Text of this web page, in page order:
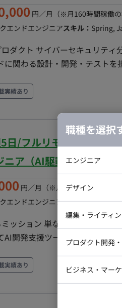
物の「作品」から商業施設や
体の可用性・メンテナンス性・安全性の
：Unity, Unreal Engine (UE),
円／月 （※月160時間稼働の
エンドエンジニアスキル： Spring,
クト サイバーセキュリティ分野の
る設計・開発・テストを担当いただきます。
クエンド：Kotlin, Spring Boot
ンフラ：AWS, Docker,
GitHub Enterprise Cloud ・コ
管理：Notion,
WebStorm）, Github
・生成AI: Gemini, notebooklm ■配属組織
１スプリント１週間 ・平均年
める組織です ・初めて経験す
、平日週5日 ・週3日(月火金)出社、週2日リモート
実績あり
5日/フルリモート】デー
ア（AI駆動開発）案件
円／月 （※月160時間稼働の場
エンドエンジニアスキル：C#,
ッション 単なるコーディング
AI開発支援ツールを積極的に活
テストをご担当いただきます
実績あり
職種を選択
エンジニア
インフラエ
テストエン
デザイン
Webデザイ
ラストレー
編集・ライティ
プロダクト開発
クトマネー
ビジネス・マー